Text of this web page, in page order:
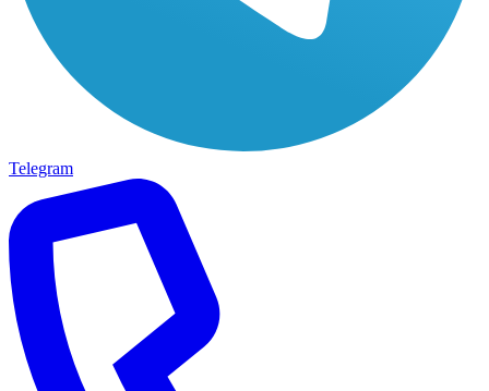
Telegram